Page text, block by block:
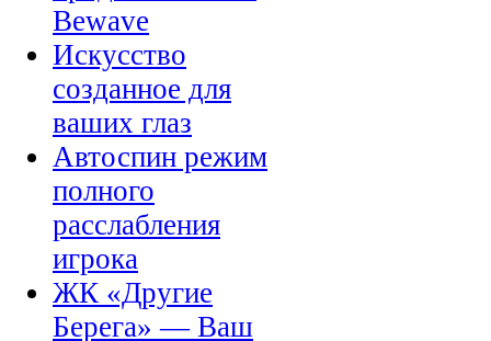
Bewave
Искусство
созданное для
ваших глаз
Автоспин режим
полного
расслабления
игрока
ЖК «Другие
Берега» — Ваш